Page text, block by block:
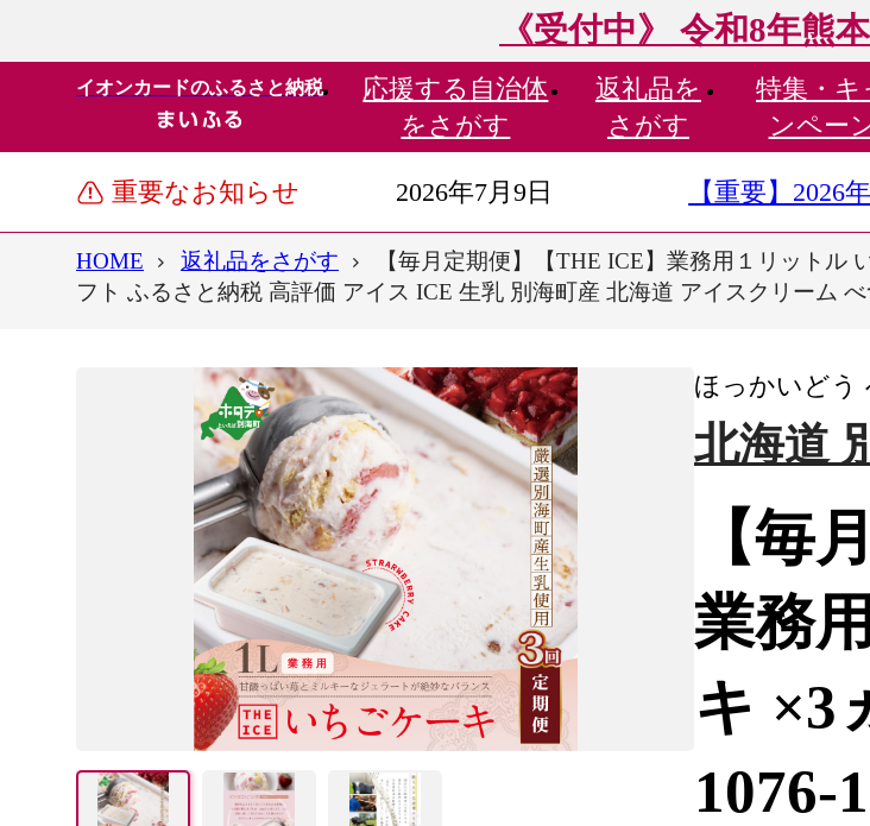
《受付中》 令和8年熊
イオンカードのふるさと納税 応援する 自治体
をさがす
返礼品を
さがす
特集・ キ
ンペー
重要なお知らせ 2026年7月9日 【重要】
HOME 返礼品をさがす
【毎月定期便】【THE ICE】業務用１リットル
フト ふるさと納税 高評価 アイス ICE 生乳 別海町産 北海道 アイスクリーム
ほっかいどう
北海道
【毎
業務
キ ×3
1076-